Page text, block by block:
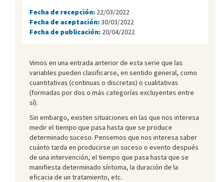
Fecha de recepción: 22/03/2022
Fecha de aceptación:30/03/2022
Fecha de publicación: 20/04/2022
Vimos en una entrada anterior de esta serie que las
variables pueden clasificarse, en sentido general, como
cuantitativas (continuas o discretas) o cualitativas
(formadas por dos o más categorías excluyentes entre
sí).
Sin embargo, existen situaciones en las que nos interesa
medir el tiempo que pasa hasta que se produce
determinado suceso. Pensemos que nos interesa saber
cuánto tarda en producirse un suceso o evento después
de una intervención, el tiempo que pasa hasta que se
manifiesta determinado síntoma, la duración de la
eficacia de un tratamiento, etc.